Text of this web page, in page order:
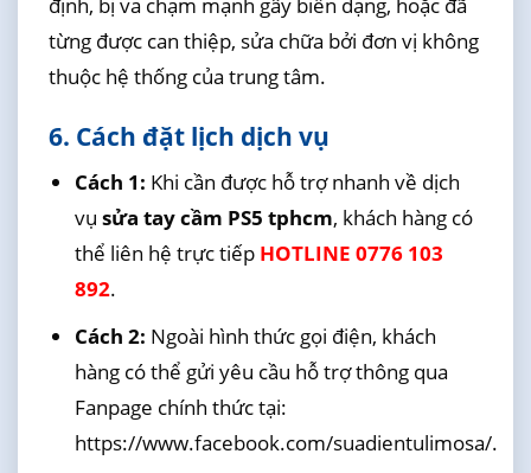
định, bị va chạm mạnh gây biến dạng, hoặc đã
từng được can thiệp, sửa chữa bởi đơn vị không
thuộc hệ thống của trung tâm.
6. Cách đặt lịch dịch vụ
Cách 1: Khi cần được hỗ trợ nhanh về dịch
vụ sửa tay cầm PS5 tphcm, khách hàng có
thể liên hệ trực tiếp HOTLINE 0776 103
892.
Cách 2: Ngoài hình thức gọi điện, khách
hàng có thể gửi yêu cầu hỗ trợ thông qua
Fanpage chính thức tại:
https://www.facebook.com/suadientulimosa/.